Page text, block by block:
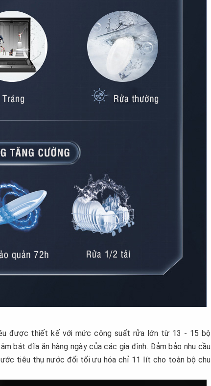
được thiết kế với mức công suất rửa lớn từ 13 - 15 bộ
bát đĩa ăn hàng ngày của các gia đình. Đảm bảo nhu cầu
tiêu thụ nước đối tối ưu hóa chỉ 11 lít cho toàn bộ chu